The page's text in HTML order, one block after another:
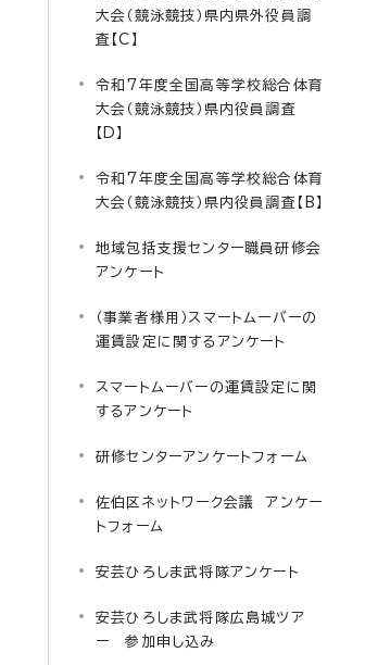
大会（競泳競技）県内県外役員調
査【C】
令和7年度全国高等学校総合体育
大会（競泳競技）県内役員調査
【D】
令和7年度全国高等学校総合体育
大会（競泳競技）県内役員調査【B】
地域包括支援センター職員研修会
アンケート
（事業者様用）スマートムーバーの
運賃設定に関するアンケート
スマートムーバーの運賃設定に関
するアンケート
研修センターアンケートフォーム
佐伯区ネットワーク会議 アンケー
トフォーム
安芸ひろしま武将隊アンケート
安芸ひろしま武将隊広島城ツア
ー 参加申し込み